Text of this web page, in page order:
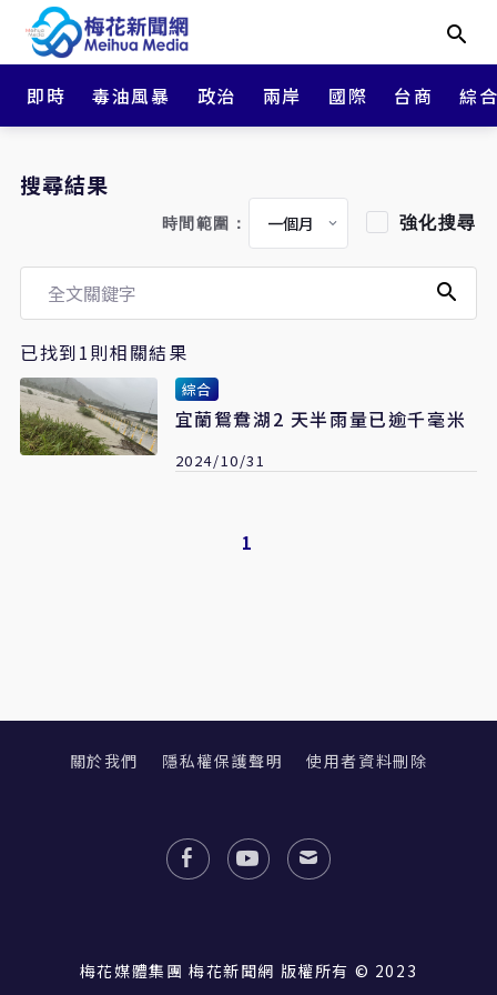
即時 毒油風暴 政治 兩岸 國際 台商 綜
搜尋結果
時間範圍： 強化搜尋
已找到1則相關結果
綜合
宜蘭鴛鴦湖2 天半雨量已逾千毫米
2024/10/31
1
關於我們 隱私權保護聲明 使用者資料刪除
梅花媒體集團 梅花新聞網 版權所有 © 2023